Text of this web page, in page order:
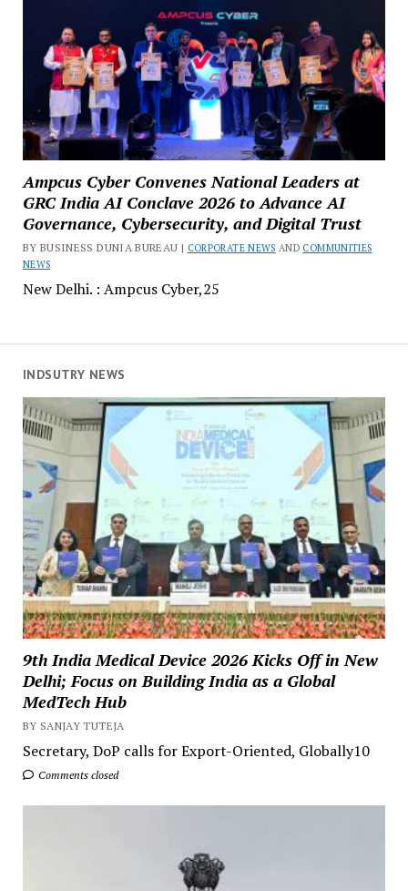
Ampcus Cyber Convenes National Leaders at
GRC India AI Conclave 2026 to Advance AI
Governance, Cybersecurity, and Digital Trust
BY BUSINESS DUNIA BUREAU | CORPORATE NEWS AND COMMUNITIES
NEWS
New Delhi. : Ampcus Cyber,25
INDSUTRY NEWS
9th India Medical Device 2026 Kicks Off in New
Delhi; Focus on Building India as a Global
MedTech Hub
BY SANJAY TUTEJA
Secretary, DoP calls for Export-Oriented, Globally10
Comments closed